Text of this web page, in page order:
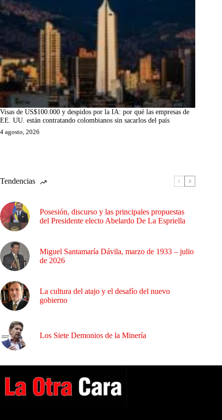
Visas de US$100.000 y despidos por la IA: por qué las empresas de
EE. UU. están contratando colombianos sin sacarlos del país
4 agosto, 2026
Tendencias
Posesión, discurso y las principales propuestas
del Presidente electo Abelardo De La Espriella
Miguel Santamaría Dávila, marzo de 1933 – julio
de 2026
La cultura del atajo y el desafío del nuevo
gobierno
Los Siete Demonios de la Minería